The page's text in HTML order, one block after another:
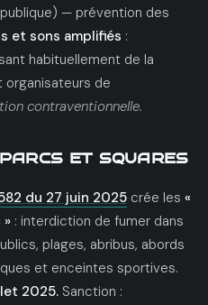
— prévention des
et sons amplifiés :
habituellement de la
organisateurs de
contraventionnelle.
et squares
du 27 juin 2025crée les «
: interdiction de fumer dans
plages, abribus, abords
et enceintes sportives.
2025.Sanction :